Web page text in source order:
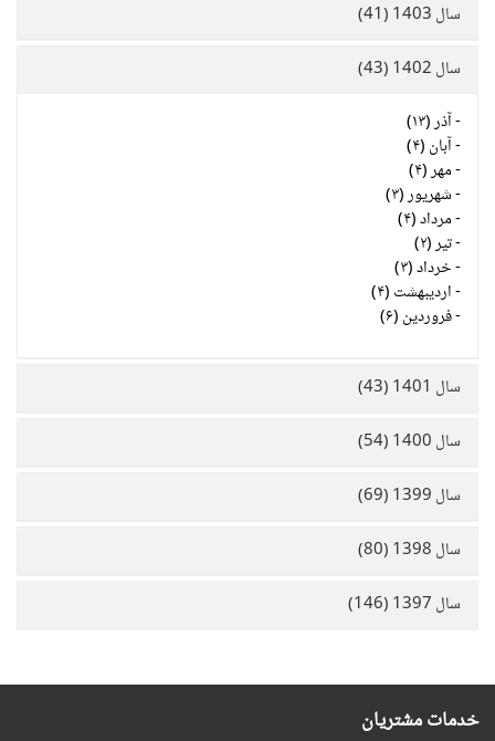
سال 1403 (41)
سال 1402 (43)
-آذر (۱۳)
-آبان (۴)
-مهر (۴)
-شهریور (۳)
-مرداد (۴)
-تیر (۲)
-خرداد (۳)
-اردیبهشت (۴)
-فروردین (۶)
سال 1401 (43)
سال 1400 (54)
سال 1399 (69)
سال 1398 (80)
سال 1397 (146)
خدمات مشتریان